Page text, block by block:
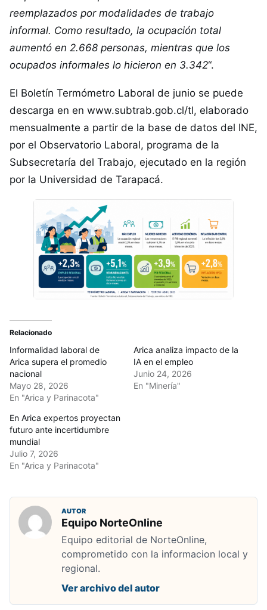
reemplazados por modalidades de trabajo
informal. Como resultado, la ocupación total
aumentó en 2.668 personas, mientras que los
ocupados informales lo hicieron en 3.342“.
El Boletín Termómetro Laboral de junio se puede
descarga en en www.subtrab.gob.cl/tl, elaborado
mensualmente a partir de la base de datos del INE,
por el Observatorio Laboral, programa de la
Subsecretaría del Trabajo, ejecutado en la región
por la Universidad de Tarapacá.
Relacionado
Informalidad laboral de
Arica supera el promedio
nacional
Mayo 28, 2026
En "Arica y Parinacota"
Arica analiza impacto de la
IA en el empleo
Junio 24, 2026
En "Minería"
En Arica expertos proyectan
futuro ante incertidumbre
mundial
Julio 7, 2026
En "Arica y Parinacota"
AUTOR
Equipo NorteOnline
Equipo editorial de NorteOnline,
comprometido con la informacion local y
regional.
Ver archivo del autor